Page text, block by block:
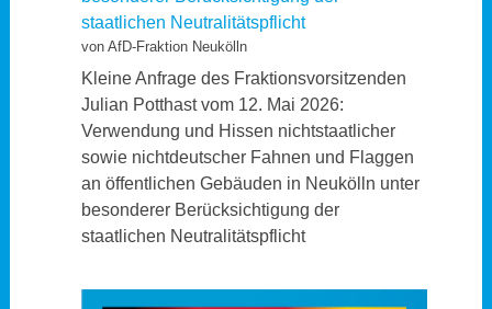
staatlichen Neutralitätspflicht
von AfD-Fraktion Neukölln
Kleine Anfrage des Fraktionsvorsitzenden
Julian Potthast vom 12. Mai 2026:
Verwendung und Hissen nichtstaatlicher
sowie nichtdeutscher Fahnen und Flaggen
an öffentlichen Gebäuden in Neukölln unter
besonderer Berücksichtigung der
staatlichen Neutralitätspflicht